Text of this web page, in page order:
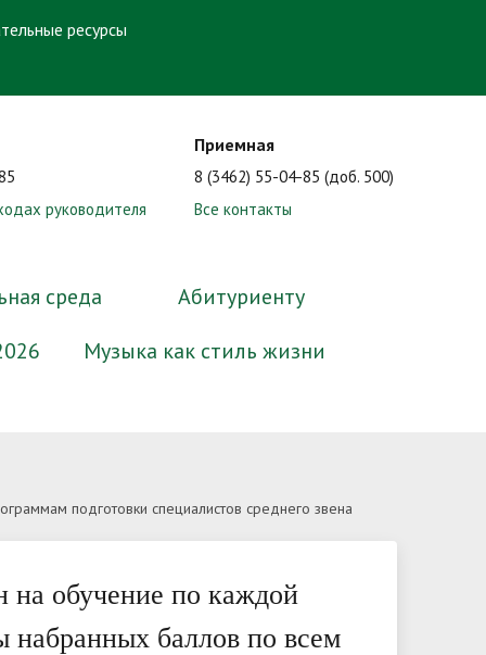
ресурсы
руководителя
Приемная
8 (3462) 55-04-85 (доб. 500)
Все контакты
Платные образовательные услуги
среда
кабинет
Абитуриенту
Количество поданных заявлений
Музыка как стиль жизни
противодействием коррупции, для
о
подготовки специалистов среднего звена
на обучение по каждой
набранных баллов по всем